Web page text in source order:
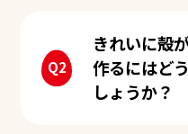
きれいに殻
作るにはど
しょうか？